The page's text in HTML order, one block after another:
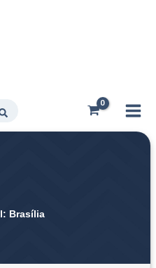
Brasília